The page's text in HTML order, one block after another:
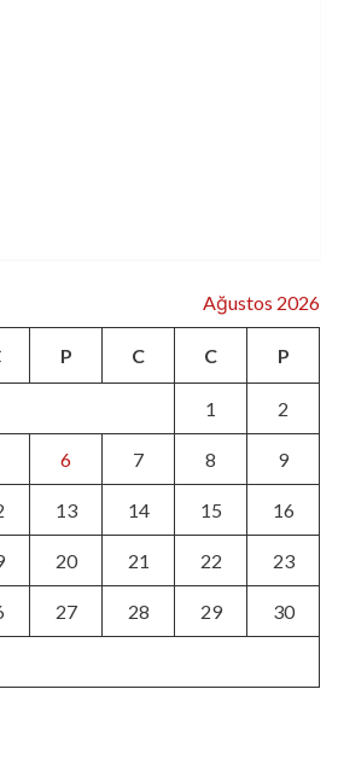
Ağustos 2026
P C C P
1 2
6 7 8 9
13 14 15 16
20 21 22 23
27 28 29 30